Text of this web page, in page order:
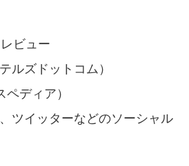
ビュー
ルズドットコム）
ディア）
ツイッターなどのソーシャル